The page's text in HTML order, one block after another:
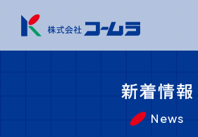
新着情報
News